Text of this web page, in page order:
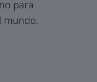
para
mundo.